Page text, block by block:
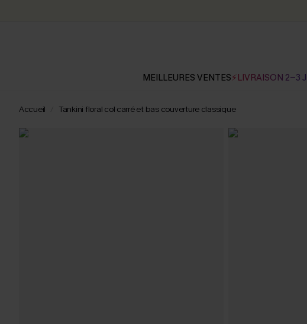
MEILLEURES VENTES⚡LIVRAISON 2-3 J
Accueil Tankini floral col carré et bas couverture classique